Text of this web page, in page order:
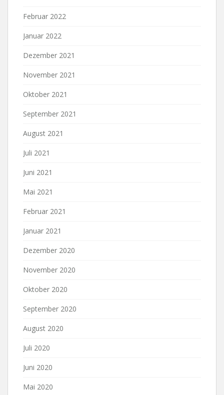
Februar 2022
Januar 2022
Dezember 2021
November 2021
Oktober 2021
September 2021
August 2021
Juli 2021
Juni 2021
Mai 2021
Februar 2021
Januar 2021
Dezember 2020
November 2020
Oktober 2020
September 2020
August 2020
Juli 2020
Juni 2020
Mai 2020